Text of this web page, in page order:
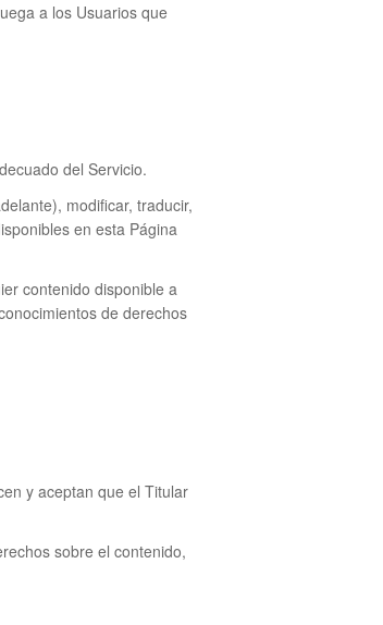
a los Usuarios que
del Servicio.
modificar, traducir,
en esta Página
contenido disponible a
de derechos
y aceptan que el Titular
sobre el contenido,